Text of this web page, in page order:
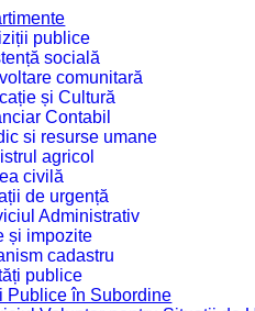
publice
socială
comunitară
și Cultură
Contabil
si resurse umane
agricol
civilă
de urgență
Administrativ
și impozite
cadastru
publice
Publice în Subordine